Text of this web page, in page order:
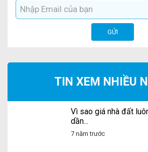
TIN XEM NHIỀU
Vì sao giá nhà đất
dần...
7 năm trước